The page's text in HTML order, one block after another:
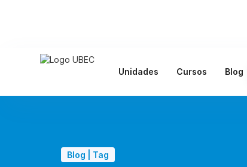
Unidades Cursos Blog
Blog | Tag